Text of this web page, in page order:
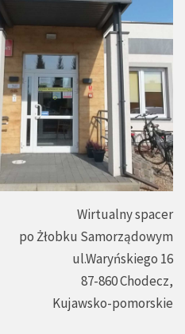
Wirtualny spacer
po Żłobku Samorządowym
ul.Waryńskiego 16
87-860 Chodecz,
Kujawsko-pomorskie